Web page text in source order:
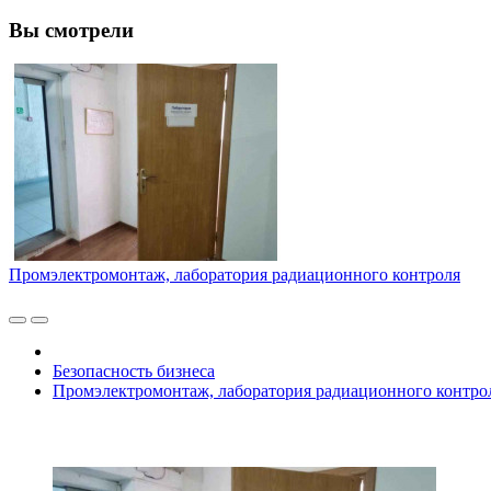
Вы смотрели
Промэлектромонтаж, лаборатория радиационного контроля
Безопасность бизнеса
Промэлектромонтаж, лаборатория радиационного